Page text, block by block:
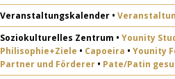
Veranstaltungskalender •
Soziokulturelles Zentrum • Younity
Philisophie+Ziele • Capoeira • Younity
Partner und Förderer • Pate/Patin